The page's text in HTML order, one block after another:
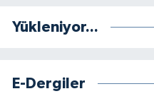
Yükleniyor...
E-Dergiler
Sivas Müftülüğü